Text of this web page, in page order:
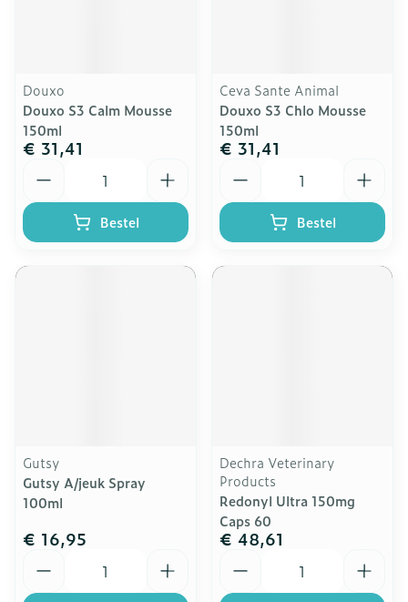
Douxo
Douxo S3 Calm Mousse
150ml
€ 31,41
Bestel
Ceva Sante Animal
Douxo S3 Chlo Mousse
150ml
€ 31,41
Bestel
Gutsy
Gutsy A/jeuk Spray
100ml
€ 16,95
Dechra Veterinary
Products
Redonyl Ultra 150mg
Caps 60
€ 48,61